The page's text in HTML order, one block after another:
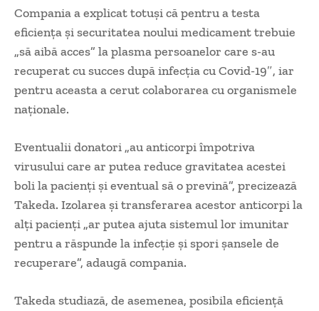
Compania a explicat totuşi că pentru a testa
eficienţa şi securitatea noului medicament trebuie
„să aibă acces” la plasma persoanelor care s-au
recuperat cu succes după infecţia cu Covid-19″, iar
pentru aceasta a cerut colaborarea cu organismele
naţionale.
Eventualii donatori „au anticorpi împotriva
virusului care ar putea reduce gravitatea acestei
boli la pacienţi şi eventual să o prevină”, precizează
Takeda. Izolarea şi transferarea acestor anticorpi la
alţi pacienţi „ar putea ajuta sistemul lor imunitar
pentru a răspunde la infecţie şi spori şansele de
recuperare”, adaugă compania.
Takeda studiază, de asemenea, posibila eficienţă